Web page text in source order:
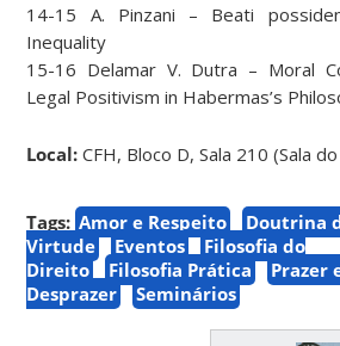
14-15 A. Pinzani – Beati
Inequality
15-16 Delamar V. Dutra – Moral
Legal Positivism in Habermas’s
Local:CFH, Bloco D, Sala 210 (Sala
Tags: Amor e Respeito
Doutrina
Virtude
Eventos
Filosofia do
Direito
Filosofia Prática
Prazer
Desprazer
Seminários